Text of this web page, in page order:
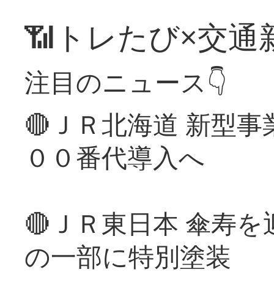
📶トレたび×交通
注目のニュース👇
🔴ＪＲ北海道 新型
００番代導入へ
🔴ＪＲ東日本 傘寿
の一部に特別塗装